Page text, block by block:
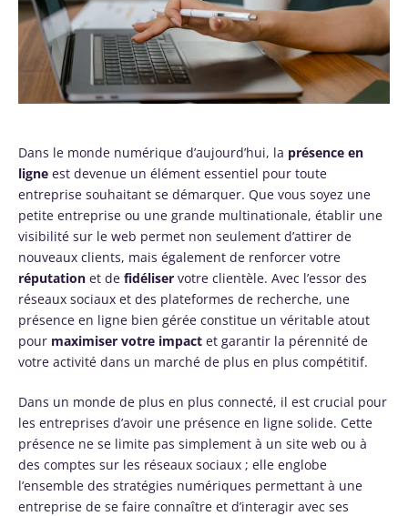
Dans le monde numérique d’aujourd’hui, la présence en
ligne est devenue un élément essentiel pour toute
entreprise souhaitant se démarquer. Que vous soyez une
petite entreprise ou une grande multinationale, établir une
visibilité sur le web permet non seulement d’attirer de
nouveaux clients, mais également de renforcer votre
réputation et de fidéliser votre clientèle. Avec l’essor des
réseaux sociaux et des plateformes de recherche, une
présence en ligne bien gérée constitue un véritable atout
pour maximiser votre impact et garantir la pérennité de
votre activité dans un marché de plus en plus compétitif.
Dans un monde de plus en plus connecté, il est crucial pour
les entreprises d’avoir une présence en ligne solide. Cette
présence ne se limite pas simplement à un site web ou à
des comptes sur les réseaux sociaux ; elle englobe
l’ensemble des stratégies numériques permettant à une
entreprise de se faire connaître et d’interagir avec ses